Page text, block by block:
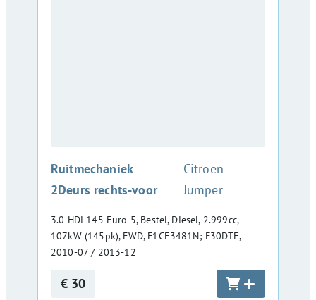
Ruitmechaniek
2Deurs rechts-voor
:Citroen
Jumper
3.0 HDi 145 Euro 5, Bestel, Diesel, 2.999cc,
107kW (145pk), FWD, F1CE3481N; F30DTE,
2010-07 / 2013-12
€ 30